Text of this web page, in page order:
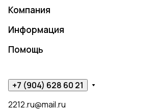
Компания
Информация
Помощь
+7 (904) 628 60 21
2212.ru@mail.ru